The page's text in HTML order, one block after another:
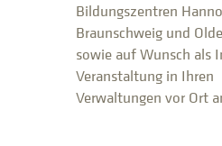
Bildungszentren
Braunschweig und
sowie auf Wunsch als
Veranstaltung in Ihren
Verwaltungen vor Ort